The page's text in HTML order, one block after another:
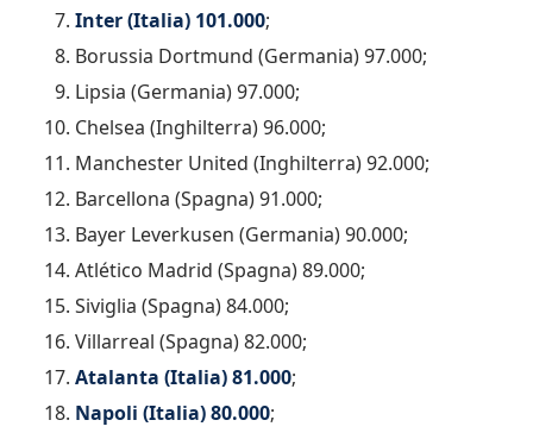
Inter (Italia) 101.000;
Borussia Dortmund (Germania) 97.000;
Lipsia (Germania) 97.000;
Chelsea (Inghilterra) 96.000;
Manchester United (Inghilterra) 92.000;
Barcellona (Spagna) 91.000;
Bayer Leverkusen (Germania) 90.000;
Atlético Madrid (Spagna) 89.000;
Siviglia (Spagna) 84.000;
Villarreal (Spagna) 82.000;
Atalanta (Italia) 81.000;
Napoli (Italia) 80.000;